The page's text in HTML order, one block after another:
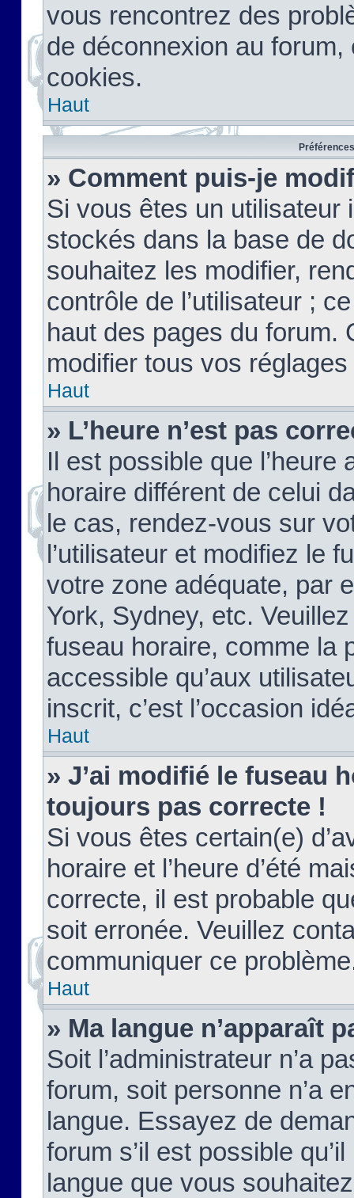
vous rencontrez des
de déconnexion au
cookies.
Haut
» Comment puis-je
Si vous êtes un
stockés dans la base de
souhaitez les modifier,
contrôle de l’utilisateur ;
haut des pages du forum.
modifier tous vos
Haut
» L’heure n’est pas
Il est possible que
horaire différent de celui
le cas, rendez-vous sur
l’utilisateur et modifiez le
votre zone adéquate, par
York, Sydney, etc.
fuseau horaire, comme la
accessible qu’aux
inscrit, c’est l’occasion
Haut
» J’ai modifié le fuseau
toujours pas correcte !
Si vous êtes certain(e)
horaire et l’heure d’été
correcte, il est probable
soit erronée. Veuillez
communiquer ce
Haut
» Ma langue n’apparaît
Soit l’administrateur n’a
forum, soit personne n’a
langue. Essayez de
forum s’il est possible
langue que vous